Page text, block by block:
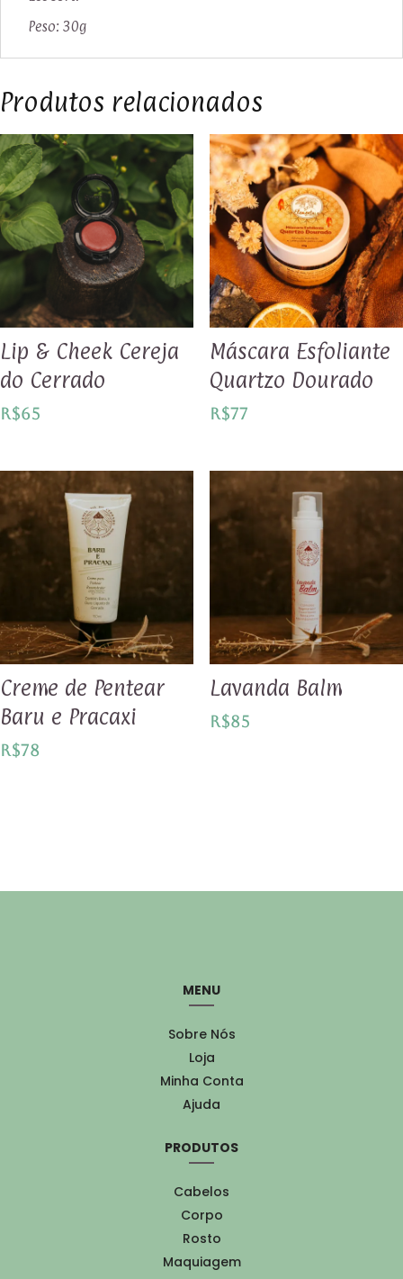
Peso: 30g
Produtos relacionados
Lip & Cheek Cereja
do Cerrado
R$65
Máscara Esfoliante
Quartzo Dourado
R$77
Creme de Pentear
Baru e Pracaxi
R$78
Lavanda Balm
R$85
MENU
Sobre Nós
Loja
Minha Conta
Ajuda
PRODUTOS
Cabelos
Corpo
Rosto
Maquiagem